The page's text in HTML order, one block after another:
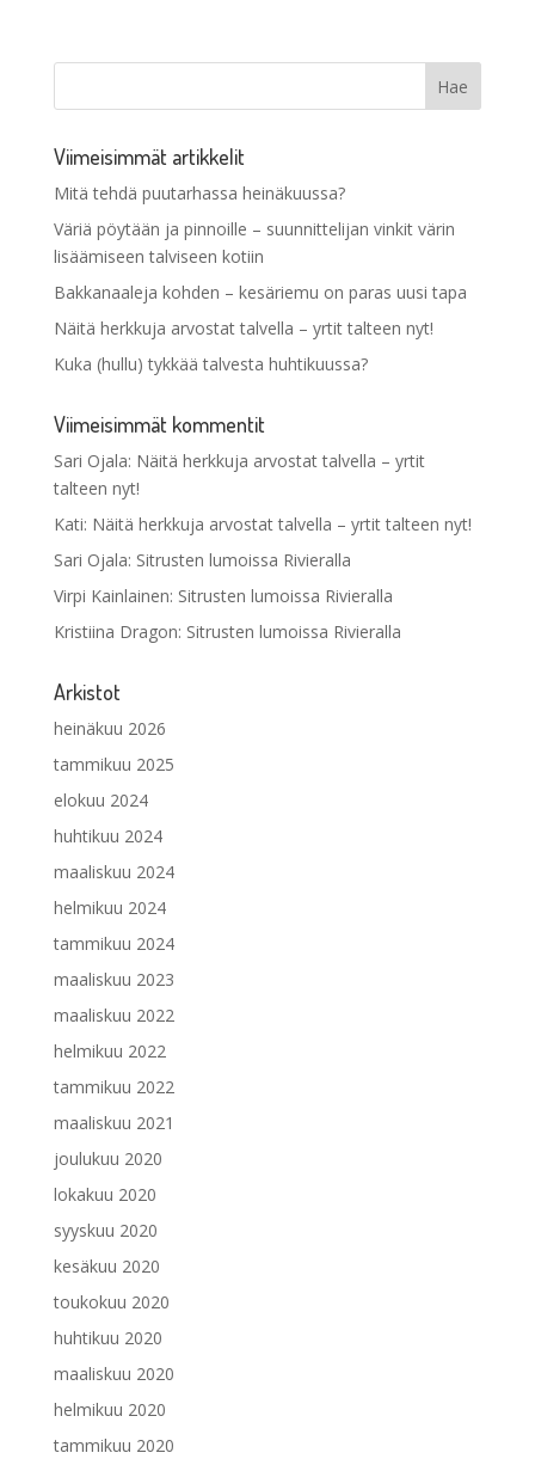
Viimeisimmät artikkelit
Mitä tehdä puutarhassa heinäkuussa?
Väriä pöytään ja pinnoille – suunnittelijan vinkit värin
lisäämiseen talviseen kotiin
Bakkanaaleja kohden – kesäriemu on paras uusi tapa
Näitä herkkuja arvostat talvella – yrtit talteen nyt!
Kuka (hullu) tykkää talvesta huhtikuussa?
Viimeisimmät kommentit
Sari Ojala: Näitä herkkuja arvostat talvella – yrtit
talteen nyt!
Kati: Näitä herkkuja arvostat talvella – yrtit talteen nyt!
Sari Ojala: Sitrusten lumoissa Rivieralla
Virpi Kainlainen: Sitrusten lumoissa Rivieralla
Kristiina Dragon: Sitrusten lumoissa Rivieralla
Arkistot
heinäkuu 2026
tammikuu 2025
elokuu 2024
huhtikuu 2024
maaliskuu 2024
helmikuu 2024
tammikuu 2024
maaliskuu 2023
maaliskuu 2022
helmikuu 2022
tammikuu 2022
maaliskuu 2021
joulukuu 2020
lokakuu 2020
syyskuu 2020
kesäkuu 2020
toukokuu 2020
huhtikuu 2020
maaliskuu 2020
helmikuu 2020
tammikuu 2020